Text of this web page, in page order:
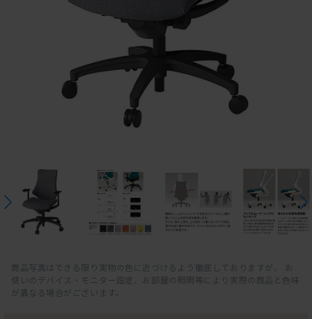
商品写真はできる限り実物の色に近づけるよう徹底しておりますが、 お
使いのデバイス・モニター設定、お部屋の照明等により実際の商品と色味
が異なる場合がございます。